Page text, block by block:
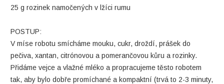
25 g rozinek namočených v lžíci rumu
POSTUP:
V míse robotu smícháme mouku, cukr, droždí, prášek do
pečiva, xantan, citrónovou a pomerančovou kůru a rozinky.
Přidáme vejce a vlažné mléko a propracujeme těsto robotem
tak, aby bylo dobře promíchané a kompaktní (trvá to 2-3 minuty,